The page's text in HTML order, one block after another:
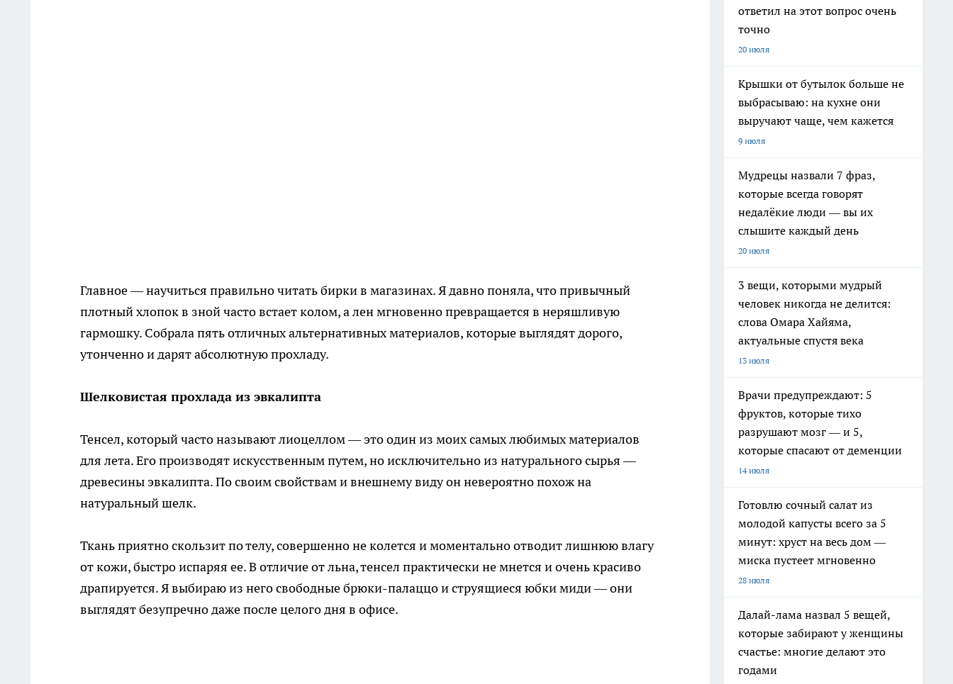
Главное — научиться правильно читать бирки в магазинах. Я давно поняла, что привычный
плотный хлопок в зной часто встает колом, а лен мгновенно превращается в неряшливую
гармошку. Собрала пять отличных альтернативных материалов, которые выглядят дорого,
утонченно и дарят абсолютную прохладу.
Шелковистая прохлада из эвкалипта
Тенсел, который часто называют лиоцеллом — это один из моих самых любимых материалов
для лета. Его производят искусственным путем, но исключительно из натурального сырья —
древесины эвкалипта. По своим свойствам и внешнему виду он невероятно похож на
натуральный шелк.
Ткань приятно скользит по телу, совершенно не колется и моментально отводит лишнюю влагу
от кожи, быстро испаряя ее. В отличие от льна, тенсел практически не мнется и очень красиво
драпируется. Я выбираю из него свободные брюки-палаццо и струящиеся юбки миди — они
выглядят безупречно даже после целого дня в офисе.
ответил на этот вопрос очень
точно
20 июля
Крышки от бутылок больше не
выбрасываю: на кухне они
выручают чаще, чем кажется
9 июля
Мудрецы назвали 7 фраз,
которые всегда говорят
недалёкие люди — вы их
слышите каждый день
20 июля
3 вещи, которыми мудрый
человек никогда не делится:
слова Омара Хайяма,
актуальные спустя века
13 июля
Врачи предупреждают: 5
фруктов, которые тихо
разрушают мозг — и 5,
которые спасают от деменции
14 июля
Готовлю сочный салат из
молодой капусты всего за 5
минут: хруст на весь дом —
миска пустеет мгновенно
28 июля
Далай-лама назвал 5 вещей,
которые забирают у женщины
счастье: многие делают это
годами